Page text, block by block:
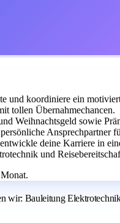
und koordiniere ein
tollen Übernahmechancen.
Weihnachtsgeld sowie
Ansprechpartner
deine Karriere in
und
wir: Bauleitung